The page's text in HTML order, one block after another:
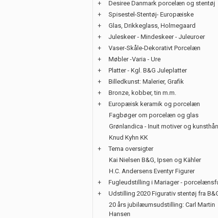
+
Desiree Danmark porcelæn og stentøj
+
Spisestel-Stentøj- Europæiske
+
Glas, Drikkeglass, Holmegaard
+
Juleskeer - Mindeskeer - Juleuroer
+
Vaser-Skåle-Dekorativt Porcelæn
+
Møbler -Varia - Ure
+
Platter - Kgl. B&G Juleplatter
+
Billedkunst: Malerier, Grafik
+
Bronze, kobber, tin m.m.
+
Europæisk keramik og porcelæn
Fagbøger om porcelæn og glas
Grønlandica - Inuit motiver og
Knud Kyhn KK
+
Tema oversigter
Kai Nielsen B&G, Ipsen og Kähler
H.C. Andersens Eventyr Figurer
+
Fugleudstilling i Mariager -
+
Udstilling 2020 Figurativ stentøj fra
20 års jubilæumsudstilling: Carl Martin
Hansen